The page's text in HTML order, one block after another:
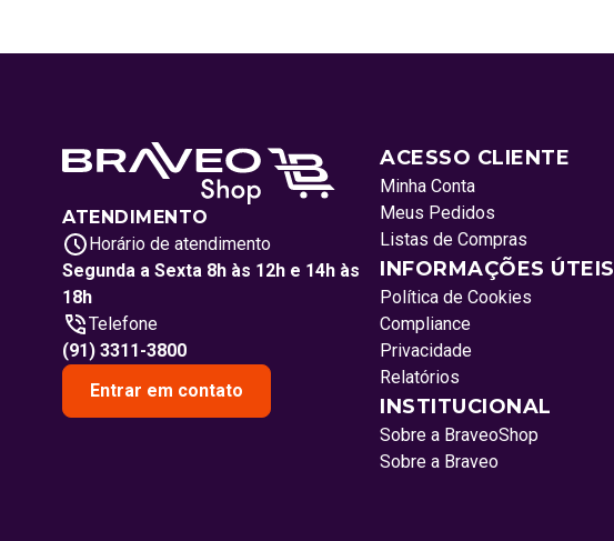
ATENDIMENTO
Horário de atendimento
Segunda a Sexta 8h às 12h e 14h às
18h
Telefone
(91) 3311-3800
Entrar em contato
ACESSO CLIENTE
Minha Conta
Meus Pedidos
Listas de Compras
INFORMAÇÕES ÚTEIS
Política de Cookies
Compliance
Privacidade
Relatórios
INSTITUCIONAL
Sobre a BraveoShop
Sobre a Braveo